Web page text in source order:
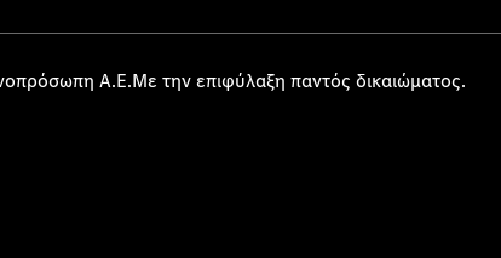
Α.Ε.Με την επιφύλαξη παντός δικαιώματος.